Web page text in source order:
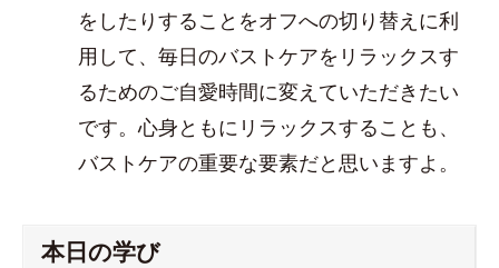
をしたりすることをオフへの切り替えに利
用して、毎日のバストケアをリラックスす
るためのご自愛時間に変えていただきたい
です。心身ともにリラックスすることも、
バストケアの重要な要素だと思いますよ。
本日の学び